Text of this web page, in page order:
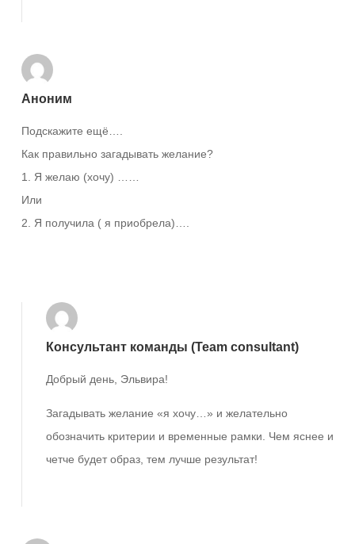
Аноним
Подскажите ещё….
Как правильно загадывать желание?
1. Я желаю (хочу) ……
Или
2. Я получила ( я приобрела)….
Консультант команды (Team consultant)
Добрый день, Эльвира!
Загадывать желание «я хочу…» и желательно
обозначить критерии и временные рамки. Чем яснее и
четче будет образ, тем лучше результат!